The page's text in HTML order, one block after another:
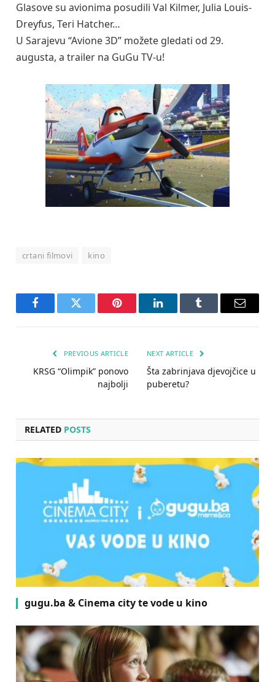
Glasove su avionima posudili Val Kilmer, Julia Louis-
Dreyfus, Teri Hatcher…
U Sarajevu “Avione 3D” možete gledati od 29.
augusta, a trailer na GuGu TV-u!
crtani filmovi kino
FacebookTwitter Pinterest LinkedInTumblr Email
PREVIOUS ARTICLE
KRSG “Olimpik” ponovo
najbolji
NEXT ARTICLE
Šta zabrinjava djevojčice u
puberetu?
RELATED POSTS
gugu.ba & Cinema city te vode u kino